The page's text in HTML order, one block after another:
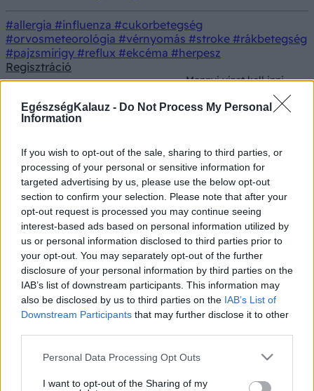
EgészségKalauz - Do Not Process My Personal
Information
If you wish to opt-out of the sale, sharing to third parties, or
processing of your personal or sensitive information for
targeted advertising by us, please use the below opt-out
section to confirm your selection. Please note that after your
opt-out request is processed you may continue seeing
interest-based ads based on personal information utilized by
us or personal information disclosed to third parties prior to
your opt-out. You may separately opt-out of the further
disclosure of your personal information by third parties on the
IAB’s list of downstream participants. This information may
also be disclosed by us to third parties on the IAB’s List of
Downstream Participants that may further disclose it to other
Please note that this website/app uses one or more Google
not limited to your visit or usage behaviour. You may click to
Personal Data Processing Opt Outs
I want to opt-out of the Sharing of my
#allergia #influenza #cukorbetegség
#orvosmeteorológia #vérnyomás #stroke #rákbetegség
#pajzsmirigy #reflux #ekcéma #herpesz
Regisztráció
Mennyi vizet kell inni
valójában? Megdőlt a
napi 8 pohár különös
Mennyi vizet kell inni valójában?
Megdőlt a napi 8 pohár különös
mítosza